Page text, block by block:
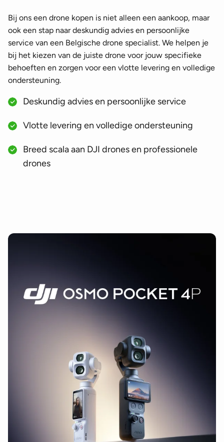
Bij ons een drone kopen is niet alleen een aankoop, maar
ook een stap naar deskundig advies en persoonlijke
service van een Belgische drone specialist. We helpen je
bij het kiezen van de juiste drone voor jouw specifieke
behoeften en zorgen voor een vlotte levering en volledige
ondersteuning.
Deskundig advies en persoonlijke service
Vlotte levering en volledige ondersteuning
Breed scala aan DJI drones en professionele
drones